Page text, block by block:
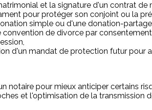
et la signature d'un contrat de
pour protéger son conjoint ou la
simple ou d'une donation-
convention de divorce par
d'un mandat de protection futur pour
notaire pour mieux anticiper certains
et l'optimisation de la transmission